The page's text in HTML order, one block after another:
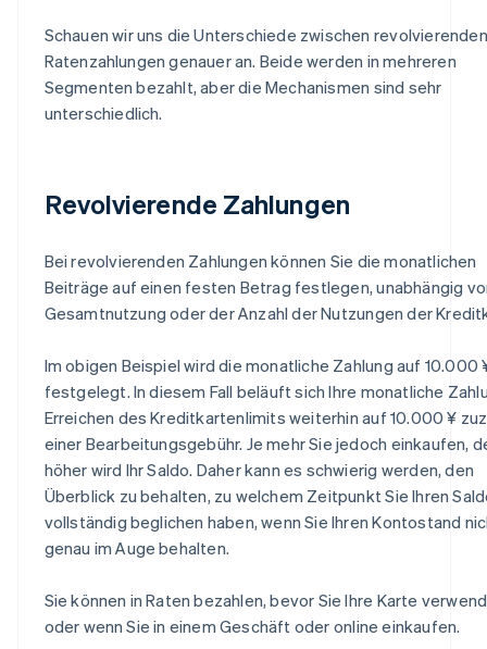
Schauen wir uns die Unterschiede zwischen
Ratenzahlungen genauer an. Beide werden in mehreren
Segmenten bezahlt, aber die Mechanismen sind sehr
unterschiedlich.
Revolvierende Zahlungen
Bei revolvierenden Zahlungen können Sie die monatlichen
Beiträge auf einen festen Betrag festlegen, unabhängig
Gesamtnutzung oder der Anzahl der Nutzungen der
Im obigen Beispiel wird die monatliche Zahlung auf 10.000
festgelegt. In diesem Fall beläuft sich Ihre monatliche
Erreichen des Kreditkartenlimits weiterhin auf 10.000 ¥
einer Bearbeitungsgebühr. Je mehr Sie jedoch einkaufen,
höher wird Ihr Saldo. Daher kann es schwierig werden, den
Überblick zu behalten, zu welchem Zeitpunkt Sie Ihren
vollständig beglichen haben, wenn Sie Ihren Kontostand
genau im Auge behalten.
Sie können in Raten bezahlen, bevor Sie Ihre Karte
oder wenn Sie in einem Geschäft oder online einkaufen.